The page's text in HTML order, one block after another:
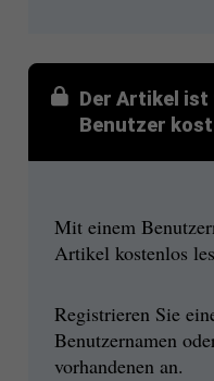
Der Artikel
Benutzer
Mit einem
Artikel kostenlos
Registrieren Sie
Benutzernamen
vorhandenen an.